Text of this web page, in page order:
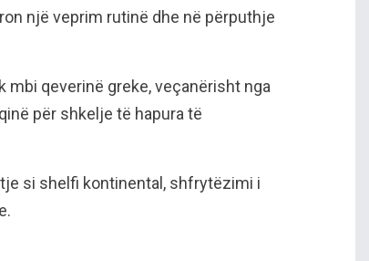
një veprim rutinë dhe në përputhje
qeverinë greke, veçanërisht nga
për shkelje të hapura të
si shelfi kontinental, shfrytëzimi i